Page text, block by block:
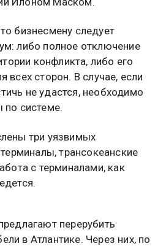
бизнесмену следует
либо полное отключение
конфликта, либо его
всех сторон. В случае, если
не удастся, необходимо
по системе.
три уязвимых
трансокеанские
с терминалами, как
перерубить
в Атлантике. Через них, по